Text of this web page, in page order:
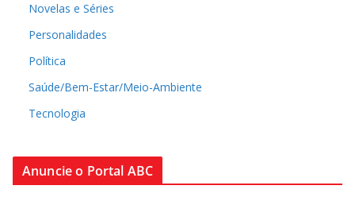
Novelas e Séries
Personalidades
Política
Saúde/Bem-Estar/Meio-Ambiente
Tecnologia
Anuncie o Portal ABC